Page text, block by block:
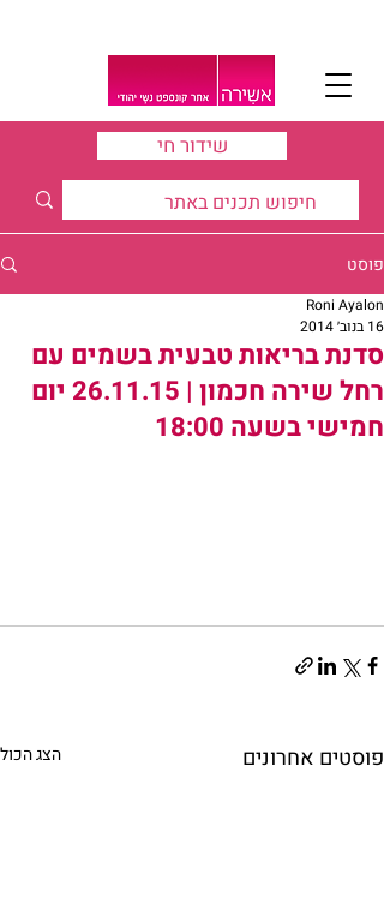
שידור חי
פוסט
סדנת בריאות טבעית בשמים עם
רחל שירה חכמון | 26.11.15 יום
חמישי בשעה 18:00
Roni Ayalon
16 בנוב׳ 2014
פוסטים אחרונים הצג הכול